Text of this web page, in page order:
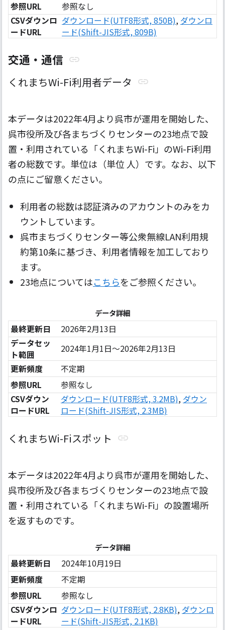
参照URL
参照なし
CSVダウンロ
ードURL
ダウンロード(UTF8形式, 850B), ダウンロ
ード(Shift-JIS形式, 809B)
交通・通信
くれまちWi-Fi利用者データ
本データは2022年4月より呉市が運用を開始した、
呉市役所及び各まちづくりセンターの23地点で設
置・利用されている「くれまちWi-Fi」のWi-Fi利用
者の総数です。単位は（単位 人）です。なお、以下
の点にご留意ください。
利用者の総数は認証済みのアカウントのみをカ
ウントしています。
呉市まちづくりセンター等公衆無線LAN利用規
約第10条に基づき、利用者情報を加工しており
ます。
23地点についてはこちらをご参照ください。
データ詳細
最終更新日
2026年2月13日
データセッ
ト範囲
2024年1月1日～2026年2月13日
更新頻度
不定期
参照URL
参照なし
CSVダウン
ロードURL
ダウンロード(UTF8形式, 3.2MB), ダウン
ロード(Shift-JIS形式, 2.3MB)
くれまちWi-Fiスポット
本データは2022年4月より呉市が運用を開始した、
呉市役所及び各まちづくりセンターの23地点で設
置・利用されている「くれまちWi-Fi」の設置場所
を返すものです。
データ詳細
最終更新日
2024年10月19日
更新頻度
不定期
参照URL
参照なし
CSVダウンロ
ードURL
ダウンロード(UTF8形式, 2.8KB), ダウンロ
ード(Shift-JIS形式, 2.1KB)